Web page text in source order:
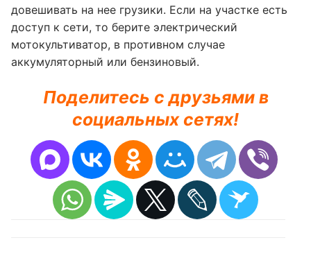
довешивать на нее грузики. Если на участке есть
доступ к сети, то берите электрический
мотокультиватор, в противном случае
аккумуляторный или бензиновый.
Поделитесь с друзьями в
социальных сетях!